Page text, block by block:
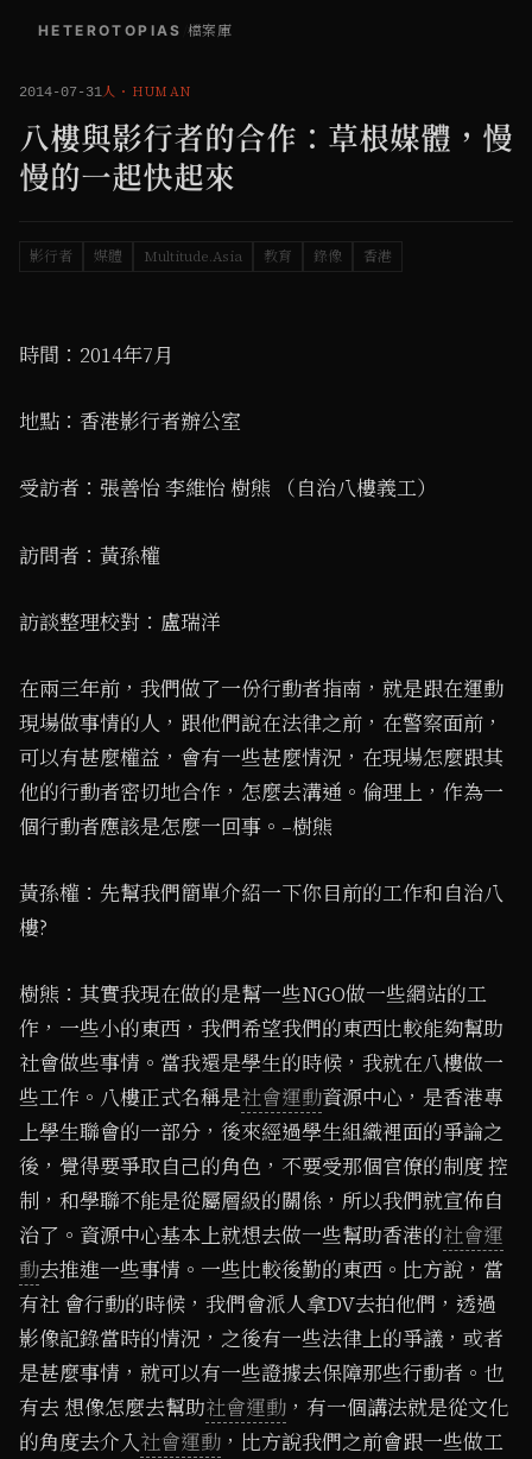
HETEROTOPIAS 檔案庫
2014-07-31人 ・ HUMAN
八樓與影行者的合作：草根媒體，慢
慢的一起快起來
影行者 媒體 Multitude.Asia 教育 錄像 香港
時間：2014年7月
地點：香港影行者辦公室
受訪者：張善怡 李維怡 樹熊 （自治八樓義工）
訪問者：黃孫權
訪談整理校對：盧瑞洋
在兩三年前，我們做了一份行動者指南，就是跟在運動
現場做事情的人，跟他們說在法律之前，在警察面前，
可以有甚麼權益，會有一些甚麼情況，在現場怎麼跟其
他的行動者密切地合作，怎麼去溝通。倫理上，作為一
個行動者應該是怎麼一回事。–樹熊
黃孫權：先幫我們簡單介紹一下你目前的工作和自治八
樓?
樹熊：其實我現在做的是幫一些NGO做一些網站的工
作，一些小的東西，我們希望我們的東西比較能夠幫助
社會做些事情。當我還是學生的時候，我就在八樓做一
些工作。八樓正式名稱是社會運動資源中心，是香港專
上學生聯會的一部分，後來經過學生組織裡面的爭論之
後，覺得要爭取自己的角色，不要受那個官僚的制度 控
制，和學聯不能是從屬層級的關係，所以我們就宣佈自
治了。資源中心基本上就想去做一些幫助香港的社會運
動去推進一些事情。一些比較後勤的東西。比方說，當
有社 會行動的時候，我們會派人拿DV去拍他們，透過
影像記錄當時的情況，之後有一些法律上的爭議，或者
是甚麼事情，就可以有一些證據去保障那些行動者。也
有去 想像怎麼去幫助社會運動 ，有一個講法就是從文化
的角度去介入社會運動 ，比方說我們之前會跟一些做工